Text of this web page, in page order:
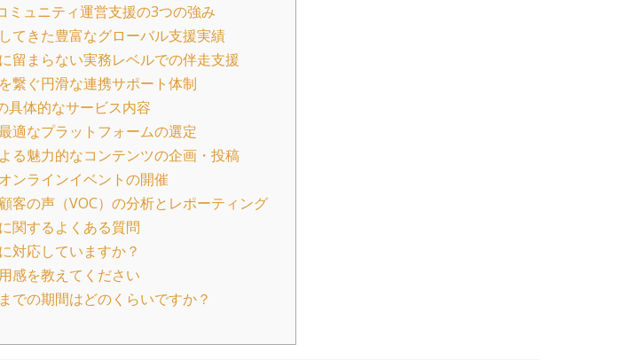
ミュニティ運営支援の3つの強み
てきた豊富なグローバル支援実績
留まらない実務レベルでの伴走支援
繋ぐ円滑な連携サポート体制
具体的なサービス内容
適なプラットフォームの選定
る魅力的なコンテンツの企画・投稿
ンラインイベントの開催
客の声（VOC）の分析とレポーティング
関するよくある質問
対応していますか？
感を教えてください
での期間はどのくらいですか？